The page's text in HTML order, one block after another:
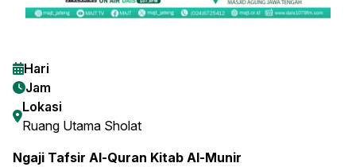
Hari
Jam
Lokasi
Ruang Utama Sholat
Ngaji Tafsir Al-Quran Kitab Al-Munir